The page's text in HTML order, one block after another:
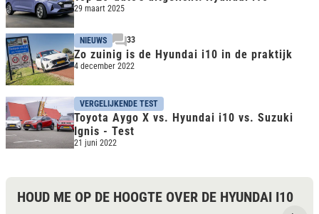
29 maart 2025
NIEUWS 33
Zo zuinig is de Hyundai i10 in de praktijk
4 december 2022
VERGELIJKENDE TEST
Toyota Aygo X vs. Hyundai i10 vs. Suzuki
Ignis - Test
21 juni 2022
HOUD ME OP DE HOOGTE OVER DE HYUNDAI I10